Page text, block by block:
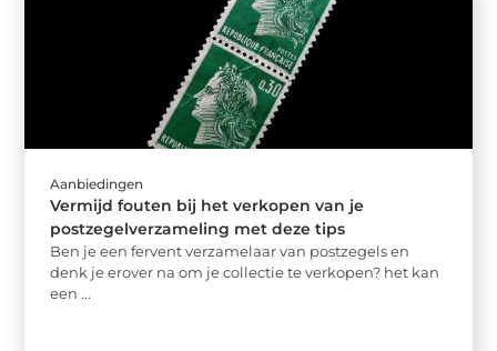
Aanbiedingen
Vermijd fouten bij het verkopen van je
postzegelverzameling met deze tips
Ben je een fervent verzamelaar van postzegels en
denk je erover na om je collectie te verkopen? het kan
een ...